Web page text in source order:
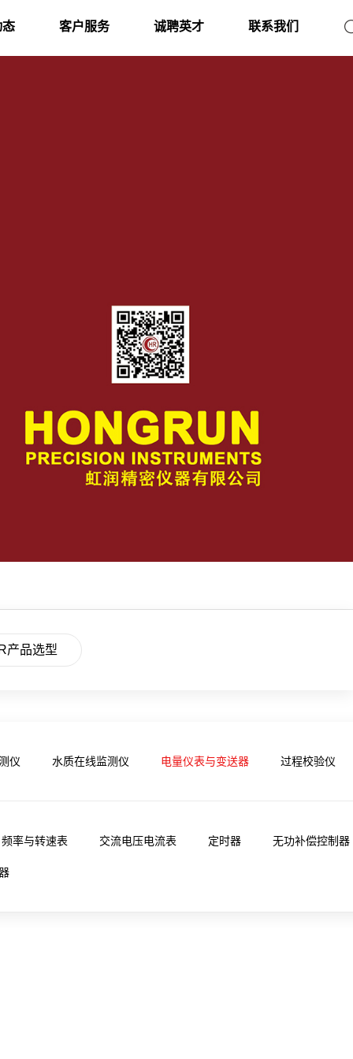
态 客户服务 诚聘英才 联系我们
产品选型
仪 水质在线监测仪 电量仪表与变送器 过程校验仪
频率与转速表 交流电压电流表 定时器 无功补偿控制器